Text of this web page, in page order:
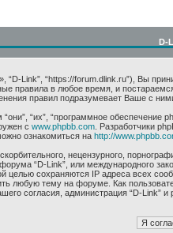
D-
Link”, “https://forum.dlink.ru”), Вы
правила в любое время, и
правил подразумевает Ваше с
“их”, “программное обеспечение
с www.phpbb.com. Разработчики
ознакомиться на http://
нецензурного,
“D-Link”, или международного
целью сохраняются IP адреса всех
любую тему на форуме. Как
согласия, администрация “D-Link”